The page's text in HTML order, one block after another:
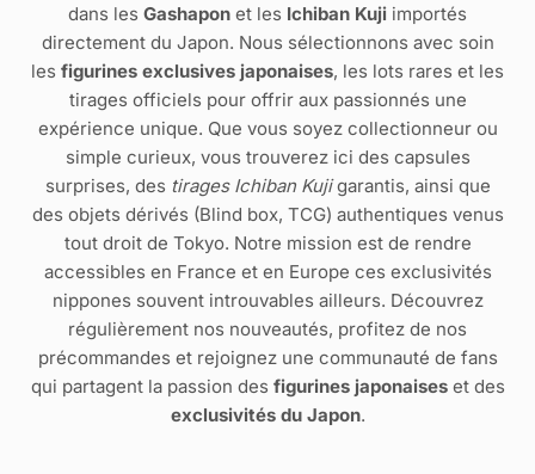
dans les Gashapon et les Ichiban Kuji importés
directement du Japon. Nous sélectionnons avec soin
les figurines exclusives japonaises, les lots rares et les
tirages officiels pour offrir aux passionnés une
expérience unique. Que vous soyez collectionneur ou
simple curieux, vous trouverez ici des capsules
surprises, des tirages Ichiban Kujigarantis, ainsi que
des objets dérivés (Blind box, TCG) authentiques venus
tout droit de Tokyo. Notre mission est de rendre
accessibles en France et en Europe ces exclusivités
nippones souvent introuvables ailleurs. Découvrez
régulièrement nos nouveautés, profitez de nos
précommandes et rejoignez une communauté de fans
qui partagent la passion des figurines japonaiseset des
exclusivités du Japon.